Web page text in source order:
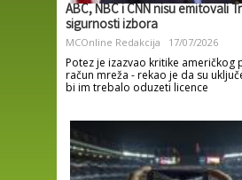
ABC, NBC i CNN nisu emitovali
sigurnosti izbora
MCOnline Redakcija 17/07/2026
Potez je izazvao kritike američkog
račun mreža - rekao je da su
bi im trebalo oduzeti licence